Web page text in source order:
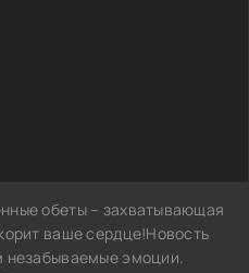
обеты – захватывающая
ваше сердце!Новость
незабываемые эмоции.